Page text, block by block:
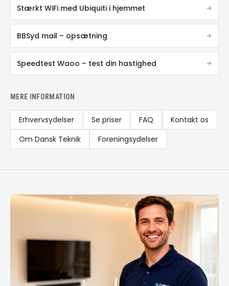
Stærkt WiFi med Ubiquiti i hjemmet
BBSyd mail – opsætning
Speedtest Waoo – test din hastighed
MERE INFORMATION
Erhvervsydelser Se priser FAQ
Kontakt os
Om Dansk Teknik
Foreningsydelser